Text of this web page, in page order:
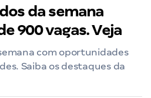
da semana
900 vagas. Veja
com oportunidades
Saiba os destaques da